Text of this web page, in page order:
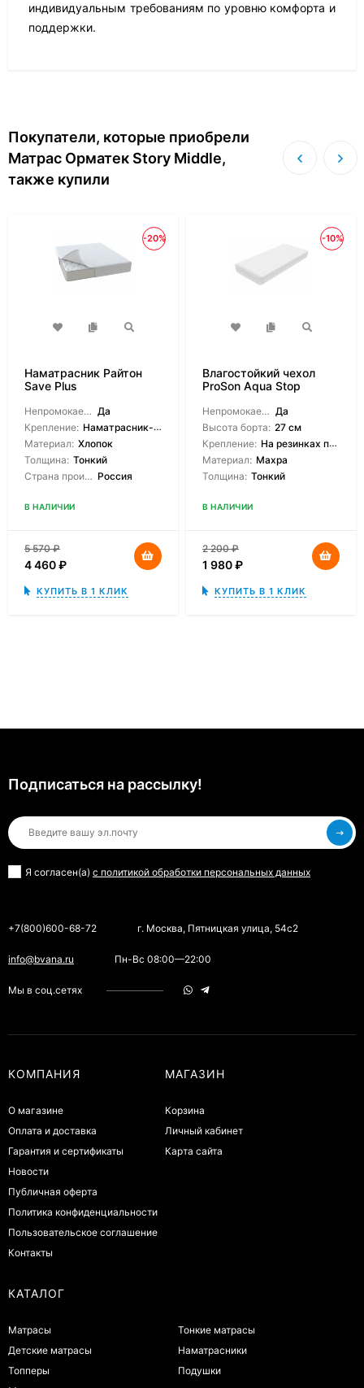
индивидуальным требованиям по уровню комфорта и
поддержки.
Покупатели, которые приобрели
Матрас Орматек Story Middle,
также купили
-20%
Наматрасник Райтон
Save Plus
Непромокаемый: Да
Крепление: Наматрасник-чехол
Материал: Хлопок
Толщина: Тонкий
Страна производитель: Россия
В НАЛИЧИИ
5 570₽
4 460₽
КУПИТЬ В 1 КЛИК
-10%
Влагостойкий чехол
ProSon Aqua Stop
Непромокаемый: Да
Высота борта: 27 см
Крепление: На резинках по углам
Материал: Махра
Толщина: Тонкий
В НАЛИЧИИ
2 200₽
1 980₽
КУПИТЬ В 1 КЛИК
Подписаться на рассылкy!
Я согласен(a) с политикой обработки персональных данных
+7(800)600-68-72 г. Москва, Пятницкая улица, 54с2
info@bvana.ru Пн-Вс 08:00—22:00
Мы в соц.сетях
КОМПАНИЯ
О магазине
Оплата и доставка
Гарантия и сертификаты
Новости
Публичная оферта
Политика конфиденциальности
Пользовательское соглашение
Контакты
МАГАЗИН
Корзина
Личный кабинет
Карта сайта
КАТАЛОГ
Матрасы
Детские матрасы
Топперы
Тонкие матрасы
Наматрасники
Подушки